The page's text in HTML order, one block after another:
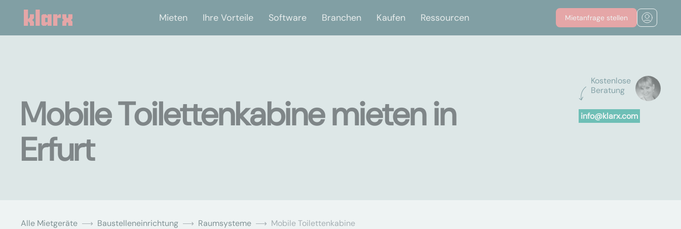
Mieten Ihre Vorteile Software Branchen Kaufen Ressourcen Mietanfrage stellen
Kostenlose
Beratung
info@klarx.com
Mobile Toilettenkabine mieten in
Erfurt
Alle Mietgeräte Baustelleneinrichtung Raumsysteme Mobile Toilettenkabine